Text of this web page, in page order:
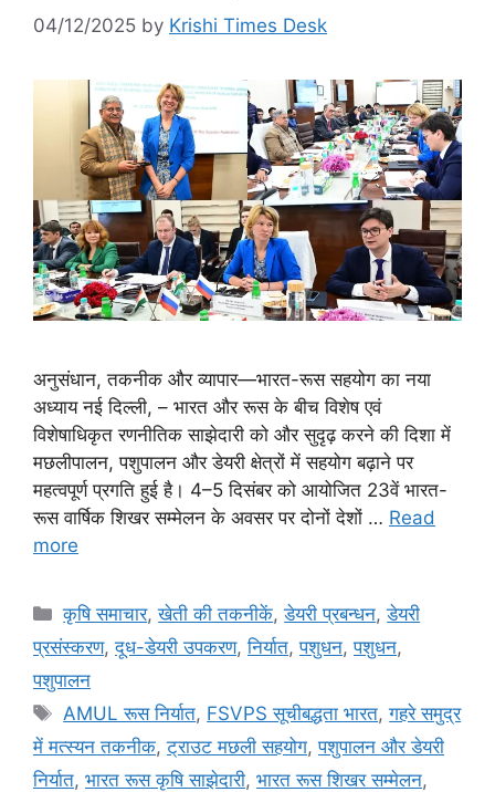
04/12/2025 by Krishi Times Desk
अनुसंधान, तकनीक और व्यापार—भारत-रूस सहयोग का नया
अध्याय नई दिल्ली, – भारत और रूस के बीच विशेष एवं
विशेषाधिकृत रणनीतिक साझेदारी को और सुदृढ़ करने की दिशा में
मछलीपालन, पशुपालन और डेयरी क्षेत्रों में सहयोग बढ़ाने पर
महत्वपूर्ण प्रगति हुई है। 4–5 दिसंबर को आयोजित 23वें भारत-
रूस वार्षिक शिखर सम्मेलन के अवसर पर दोनों देशों … Read
more
कृषि समाचार,खेती की तकनीकें,डेयरी प्रबन्धन,डेयरी
प्रसंस्करण,दूध-डेयरी उपकरण,निर्यात,पशुधन,पशुधन,
पशुपालन
AMUL रूस निर्यात, FSVPS सूचीबद्धता भारत,गहरे समुद्र
में मत्स्यन तकनीक,ट्राउट मछली सहयोग,पशुपालन और डेयरी
निर्यात, भारत रूस कृषि साझेदारी, भारत रूस शिखर सम्मेलन,